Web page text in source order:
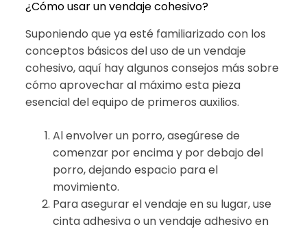
¿Cómo usar un vendaje cohesivo?
Suponiendo que ya esté familiarizado con los
conceptos básicos del uso de un vendaje
cohesivo, aquí hay algunos consejos más sobre
cómo aprovechar al máximo esta pieza
esencial del equipo de primeros auxilios.
Al envolver un porro, asegúrese de
comenzar por encima y por debajo del
porro, dejando espacio para el
movimiento.
Para asegurar el vendaje en su lugar, use
cinta adhesiva o un vendaje adhesivo en